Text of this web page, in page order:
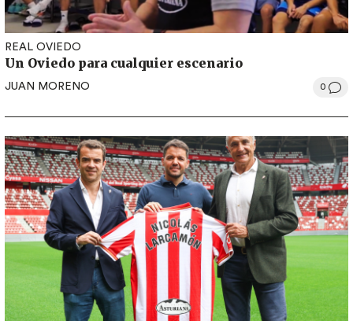
REAL OVIEDO
Un Oviedo para cualquier escenario
JUAN MORENO 0